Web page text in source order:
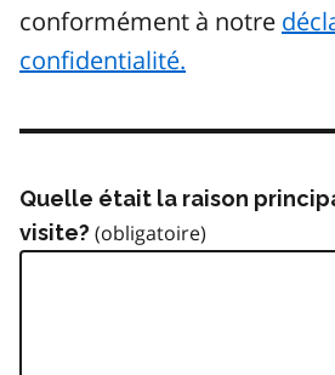
conformément à notre
confidentialité.
Quelle était la raison
visite?